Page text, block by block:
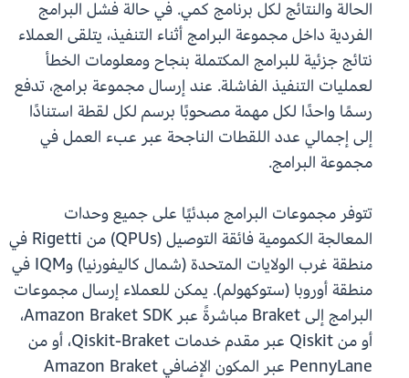
الحالة والنتائج لكل برنامج كمي. في حالة فشل البرامج
الفردية داخل مجموعة البرامج أثناء التنفيذ، يتلقى العملاء
نتائج جزئية للبرامج المكتملة بنجاح ومعلومات الخطأ
لعمليات التنفيذ الفاشلة. عند إرسال مجموعة برامج، تدفع
رسمًا واحدًا لكل مهمة مصحوبًا برسم لكل لقطة استنادًا
إلى إجمالي عدد اللقطات الناجحة عبر عبء العمل في
مجموعة البرامج.
تتوفر مجموعات البرامج مبدئيًا على جميع وحدات
المعالجة الكمومية فائقة التوصيل (QPUs) من Rigetti في
منطقة غرب الولايات المتحدة (شمال كاليفورنيا) وIQM في
منطقة أوروبا (ستوكهولم). يمكن للعملاء إرسال مجموعات
البرامج إلى Braket مباشرةً عبر Amazon Braket SDK،
أو من Qiskit عبر مقدم خدمات Qiskit-Braket، أو من
PennyLane عبر المكون الإضافي Amazon Braket